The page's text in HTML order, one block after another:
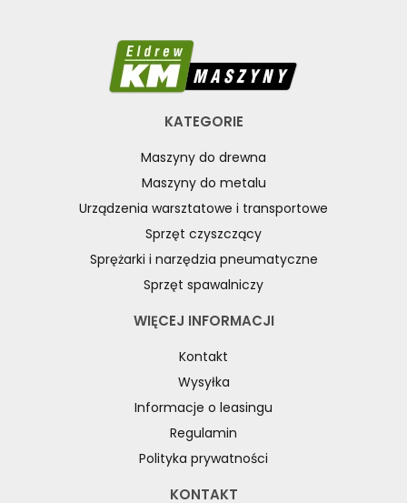
KATEGORIE
Maszyny do drewna
Maszyny do metalu
Urządzenia warsztatowe i transportowe
Sprzęt czyszczący
Sprężarki i narzędzia pneumatyczne
Sprzęt spawalniczy
WIĘCEJ INFORMACJI
Kontakt
Wysyłka
Informacje o leasingu
Regulamin
Polityka prywatności
KONTAKT